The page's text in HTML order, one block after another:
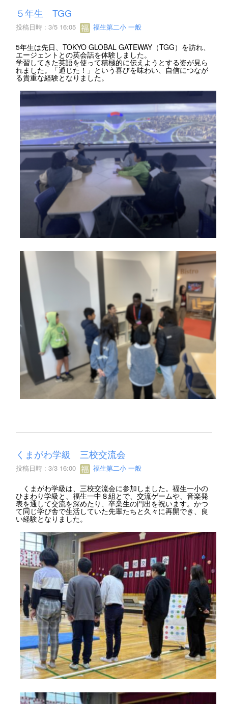
５年生 TGG
投稿日時 : 3/5 16:05 福生第二小 一般
5年生は先日、TOKYO GLOBAL GATEWAY（TGG）を訪れ、
エージェントとの英会話を体験しました。
学習してきた英語を使って積極的に伝えようとする姿が見ら
れました。「通じた！」という喜びを味わい、自信につなが
る貴重な経験となりました。
くまがわ学級 三校交流会
投稿日時 : 3/3 16:00 福生第二小 一般
くまがわ学級は、三校交流会に参加しました。福生一小の
ひまわり学級と、福生一中８組とで、交流ゲームや、音楽発
表を通して交流を深めたり、卒業生の門出を祝います。かつ
て同じ学び舎で生活していた先輩たちと久々に再開でき、良
い経験となりました。